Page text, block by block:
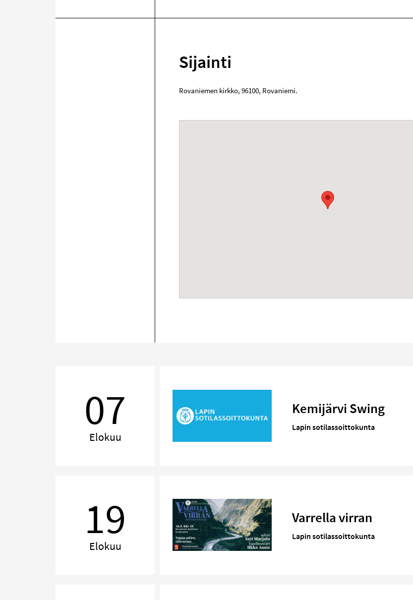
Sijainti
Rovaniemen kirkko, 96100, Rovaniemi.
07
Elokuu
Kemijärvi Swing
Lapin sotilassoittokunta
19
Elokuu
Varrella virran
Lapin sotilassoittokunta